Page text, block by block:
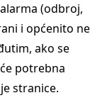
(odbroj,
i općenito ne
ako se
potrebna
stranice.